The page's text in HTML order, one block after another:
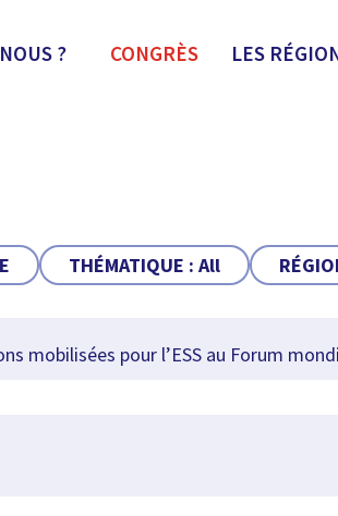
? CONGRÈS LES
THÉMATIQUE : All
mobilisées pour l’ESS au Forum